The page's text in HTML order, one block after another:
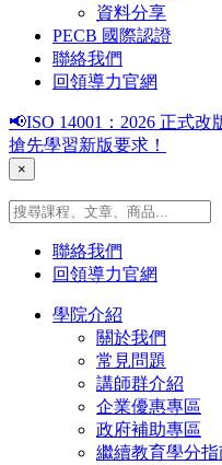
資料分享
PECB 國際認證
聯絡我們
回領導力官網
📢ISO 14001：2026 正式
搶先學習新版要求！
×
聯絡我們
回領導力官網
學院介紹
關於我們
常見問題
講師群介紹
企業優惠專區
政府補助專區
繼續教育學分指